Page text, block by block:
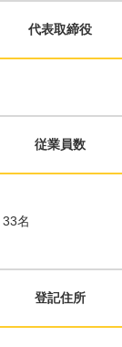
代表取締役
従業員数
名
登記住所